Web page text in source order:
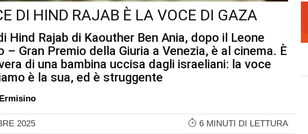
DI HIND RAJAB È LA VOCE DI GAZA
Hind Rajab di Kaouther Ben Ania, dopo il Leone
– Gran Premio della Giuria a Venezia, è al cinema. È
di una bambina uccisa dagli israeliani: la voce
è la sua, ed è struggente
2025 6 MINUTI DI LETTURA